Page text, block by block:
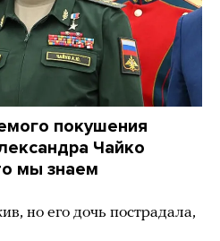
покушения
Чайко
мы знаем
но его дочь пострадала,